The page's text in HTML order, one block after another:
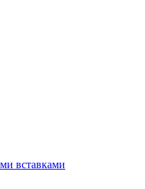
вставками